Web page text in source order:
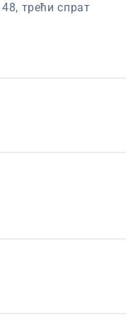
трећи спрат